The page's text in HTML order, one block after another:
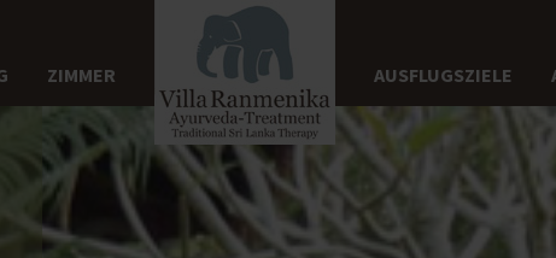
ZIMMER AUSFLUGSZIELE